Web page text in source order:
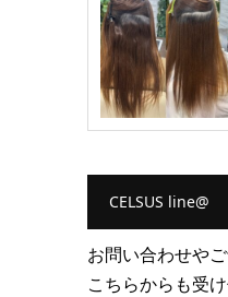
CELSUS line@
お問い合わせや
こちらからも受